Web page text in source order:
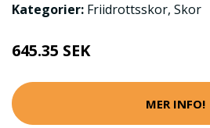
Kategorier: Friidrottsskor, Skor
645.35 SEK
MER INFO!